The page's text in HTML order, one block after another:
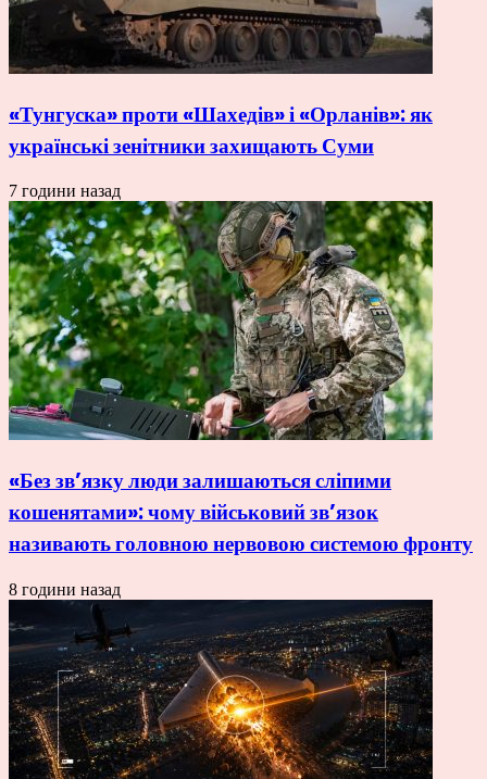
«Тунгуска» проти «Шахедів» і «Орланів»: як
українські зенітники захищають Суми
7 години назад
«Без зв’язку люди залишаються сліпими
кошенятами»: чому військовий зв’язок
називають головною нервовою системою фронту
8 години назад